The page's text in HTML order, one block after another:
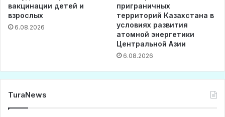
вакцинации детей и
взрослых
6.08.2026
приграничных
территорий Казахстана в
условиях развития
атомной энергетики
Центральной Азии
6.08.2026
TuraNews